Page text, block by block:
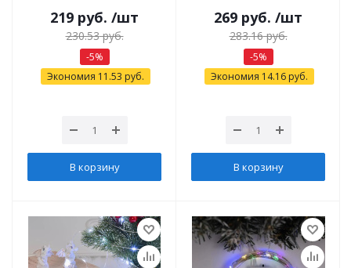
219 руб. /шт
230.53руб.
-5%
Экономия 11.53 руб.
В корзину
269 руб. /шт
283.16руб.
-5%
Экономия 14.16 руб.
В корзину